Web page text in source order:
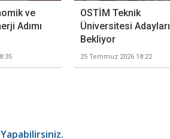
ve
Adımı
OSTİM Teknik
Üniversitesi Adayları
Bekliyor
25 Temmuz 2026 18:22